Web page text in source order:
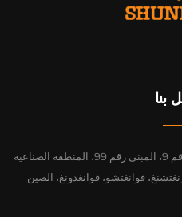
بنا
الغرفة 202، المبنى أ-2، طريق رقم 9، المبنى رقم 99، المنطقة الصناعية
قوانغتشو، قوانغدونغ، الصين